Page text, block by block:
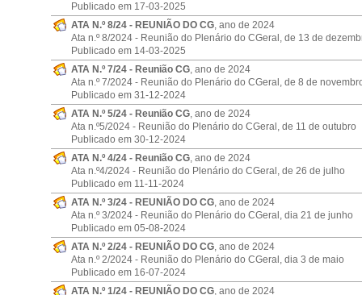
Publicado em 17-03-2025
ATA N.º 8/24 - REUNIÃO DO CG, ano de 2024
Ata n.º 8/2024 - Reunião do Plenário do CGeral, de 13 de
Publicado em 14-03-2025
ATA N.º 7/24 - Reunião CG, ano de 2024
Ata n.º 7/2024 - Reunião do Plenário do CGeral, de 8 de
Publicado em 31-12-2024
ATA N.º 5/24 - Reunião CG, ano de 2024
Ata n.º5/2024 - Reunião do Plenário do CGeral, de 11 de outubro
Publicado em 30-12-2024
ATA N.º 4/24 - Reunião CG, ano de 2024
Ata n.º4/2024 - Reunião do Plenário do CGeral, de 26 de julho
Publicado em 11-11-2024
ATA N.º 3/24 - REUNIÃO DO CG, ano de 2024
Ata n.º 3/2024 - Reunião do Plenário do CGeral, dia 21 de junho
Publicado em 05-08-2024
ATA N.º 2/24 - REUNIÃO DO CG, ano de 2024
Ata n.º 2/2024 - Reunião do Plenário do CGeral, dia 3 de maio
Publicado em 16-07-2024
ATA N.º 1/24 - REUNIÃO DO CG, ano de 2024